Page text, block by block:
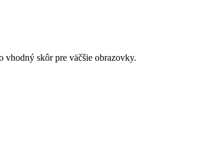
skôr pre väčšie obrazovky.